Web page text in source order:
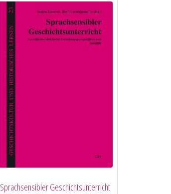
Sprachsensibler Geschichtsunterricht